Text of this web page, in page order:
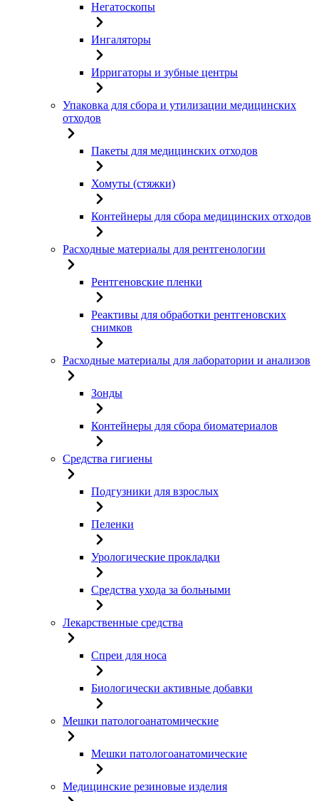
Негатоскопы
Ингаляторы
Ирригаторы и зубные центры
Упаковка для сбора и утилизации медицинских
отходов
Пакеты для медицинских отходов
Хомуты (стяжки)
Контейнеры для сбора медицинских отходов
Расходные материалы для рентгенологии
Рентгеновские пленки
Реактивы для обработки рентгеновских
снимков
Расходные материалы для лаборатории и анализов
Зонды
Контейнеры для сбора биоматериалов
Средства гигиены
Подгузники для взрослых
Пеленки
Урологические прокладки
Средства ухода за больными
Лекарственные средства
Спреи для носа
Биологически активные добавки
Мешки патологоанатомические
Мешки патологоанатомические
Медицинские резиновые изделия